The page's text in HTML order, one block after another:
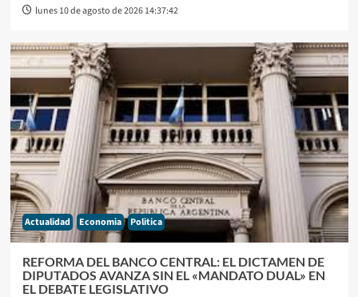
lunes 10 de agosto de 2026 14:37:42
Actualidad Economia Politica
REFORMA DEL BANCO CENTRAL: EL DICTAMEN DE
DIPUTADOS AVANZA SIN EL «MANDATO DUAL» EN
EL DEBATE LEGISLATIVO